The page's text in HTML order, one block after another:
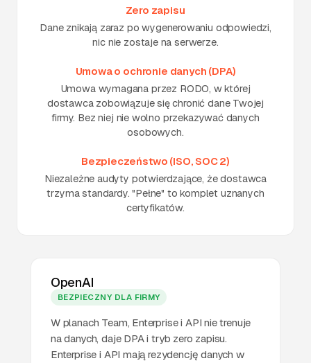
Zero zapisu
Dane znikają zaraz po wygenerowaniu odpowiedzi,
nic nie zostaje na serwerze.
Umowa o ochronie danych (DPA)
Umowa wymagana przez RODO, w której
dostawca zobowiązuje się chronić dane Twojej
firmy. Bez niej nie wolno przekazywać danych
osobowych.
Bezpieczeństwo (ISO, SOC 2)
Niezależne audyty potwierdzające, że dostawca
trzyma standardy. "Pełne" to komplet uznanych
certyfikatów.
OpenAI
BEZPIECZNY DLA FIRMY
W planach Team, Enterprise i API nie trenuje
na danych, daje DPA i tryb zero zapisu.
Enterprise i API mają rezydencję danych w